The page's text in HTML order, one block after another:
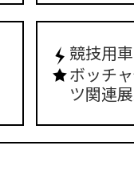
競技用
ボッチ
ツ関連